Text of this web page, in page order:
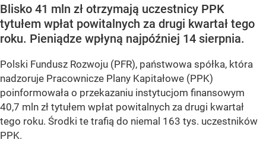
Blisko 41 mln zł otrzymają uczestnicy PPK
tytułem wpłat powitalnych za drugi kwartał tego
roku. Pieniądze wpłyną najpóźniej 14 sierpnia.
Polski Fundusz Rozwoju (PFR), państwowa spółka, która
nadzoruje Pracownicze Plany Kapitałowe (PPK)
poinformowała o przekazaniu instytucjom finansowym
40,7 mln zł tytułem wpłat powitalnych za drugi kwartał
tego roku. Środki te trafią do niemal 163 tys. uczestników
PPK.